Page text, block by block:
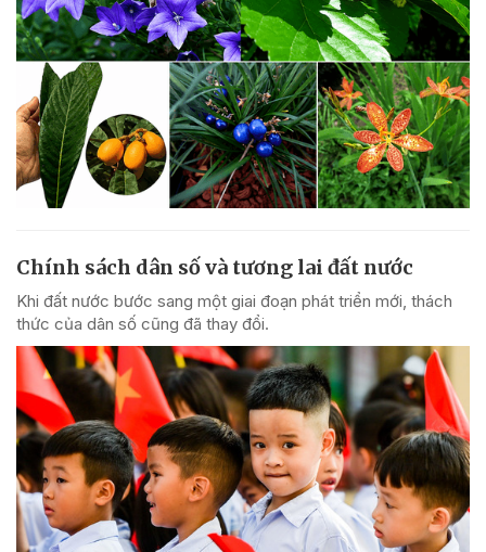
Chính sách dân số và tương lai đất nước
Khi đất nước bước sang một giai đoạn phát triển mới, thách
thức của dân số cũng đã thay đổi.